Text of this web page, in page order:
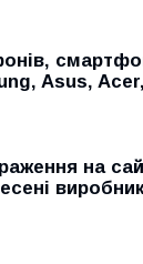
Asus, Acer,
на